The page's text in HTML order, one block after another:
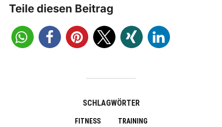
Teile diesen Beitrag
SCHLAGWÖRTER
FITNESS TRAINING